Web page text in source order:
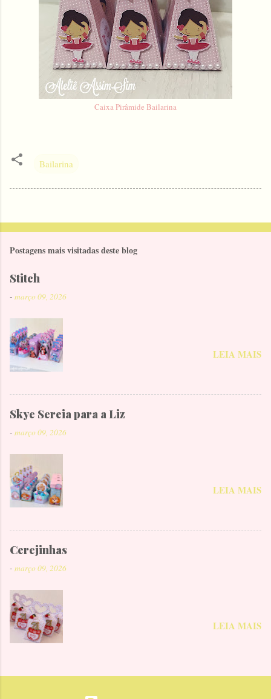
Caixa Pirâmide Bailarina
Bailarina
Postagens mais visitadas deste blog
Stitch
- março 09, 2026
LEIA MAIS
Skye Sereia para a Liz
- março 09, 2026
LEIA MAIS
Cerejinhas
- março 09, 2026
LEIA MAIS